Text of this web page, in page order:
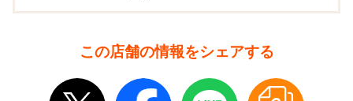
この店舗の情報をシェアする